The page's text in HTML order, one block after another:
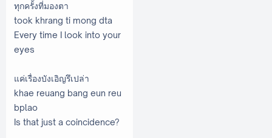
ทุกครั้งที่มองตา
took khrang ti mong dta
Every time I look into your
eyes
แค่เรื่องบังเอิญรึเปล่า
khae reuang bang eun reu
bplao
Is that just a coincidence?